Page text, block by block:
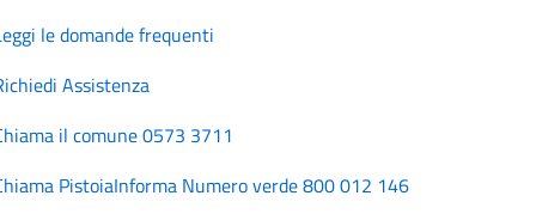
le domande frequenti
Assistenza
il comune 0573 3711
PistoiaInforma Numero verde 800 012 146